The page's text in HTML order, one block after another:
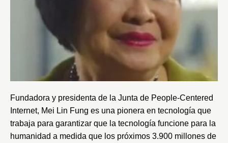
Fundadora y presidenta de la Junta de People-Centered
Internet, Mei Lin Fung es una pionera en tecnología que
trabaja para garantizar que la tecnología funcione para la
humanidad a medida que los próximos 3.900 millones de